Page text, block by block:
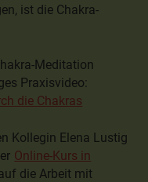
ist die Chakra-
Meditation
Praxisvideo:
die Chakras
Kollegin Elena Lustig
Online-Kurs in
die Arbeit mit